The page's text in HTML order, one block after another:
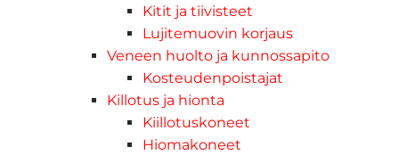
Kitit ja tiivisteet
Lujitemuovin korjaus
Veneen huolto ja kunnossapito
Kosteudenpoistajat
Killotus ja hionta
Kiillotuskoneet
Hiomakoneet